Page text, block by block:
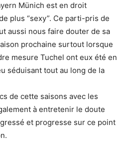
Münich est en droit
plus “sexy”. Ce parti-pris de
aussi nous faire douter de sa
prochaine surtout lorsque
mesure Tuchel ont eux été en
séduisant tout au long de la
de cette saisons avec les
à entretenir le doute
et progresse sur ce point